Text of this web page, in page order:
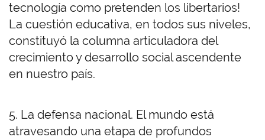
tecnología como pretenden los libertarios!
La cuestión educativa, en todos sus niveles,
constituyó la columna articuladora del
crecimiento y desarrollo social ascendente
en nuestro país.
5. La defensa nacional. El mundo está
atravesando una etapa de profundos